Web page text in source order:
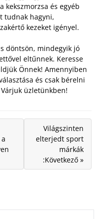
kekszmorzsa és egyéb
tudnak hagyni,
kezeket igényel.
döntsön, mindegyik jó
eltűnnek. Keresse
Önnek! Amennyiben
és csak bérelni
üzletünkben!
Világszinten
elterjedt sport
márkák
:Következő »